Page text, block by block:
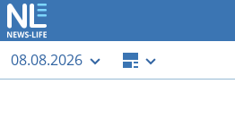
08.08.2026